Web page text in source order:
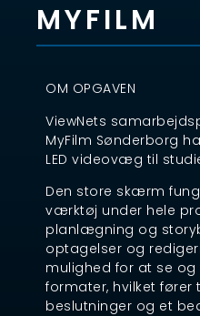
MYFILM
OM OPGAVEN
ViewNets
MyFilm Sønderborg
LED videovæg til
Den store skærm
værktøj under hele
planlægning og
optagelser og
mulighed for at se
formater, hvilket
beslutninger og et